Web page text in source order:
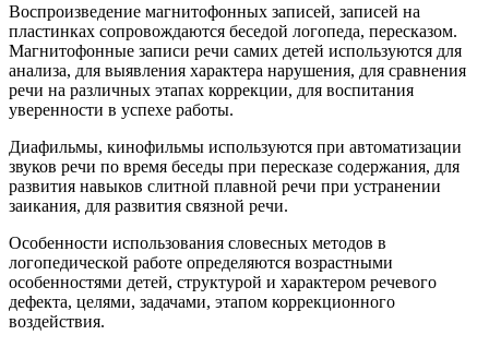
Воспроизведение магнитофонных записей, записей на
пластинках сопровождаются беседой логопеда, пересказом.
Магнитофонные записи речи самих детей используются для
анализа, для выявления характера нарушения, для сравнения
речи на различных этапах коррекции, для воспитания
уверенности в успехе работы.
Диафильмы, кинофильмы используются при автоматизации
звуков речи по время беседы при пересказе содержания, для
развития навыков слитной плавной речи при устранении
заикания, для развития связной речи.
Особенности использования словесных методов в
логопедической работе определяются возрастными
особенностями детей, структурой и характером речевого
дефекта, целями, задачами, этапом коррекционного
воздействия.